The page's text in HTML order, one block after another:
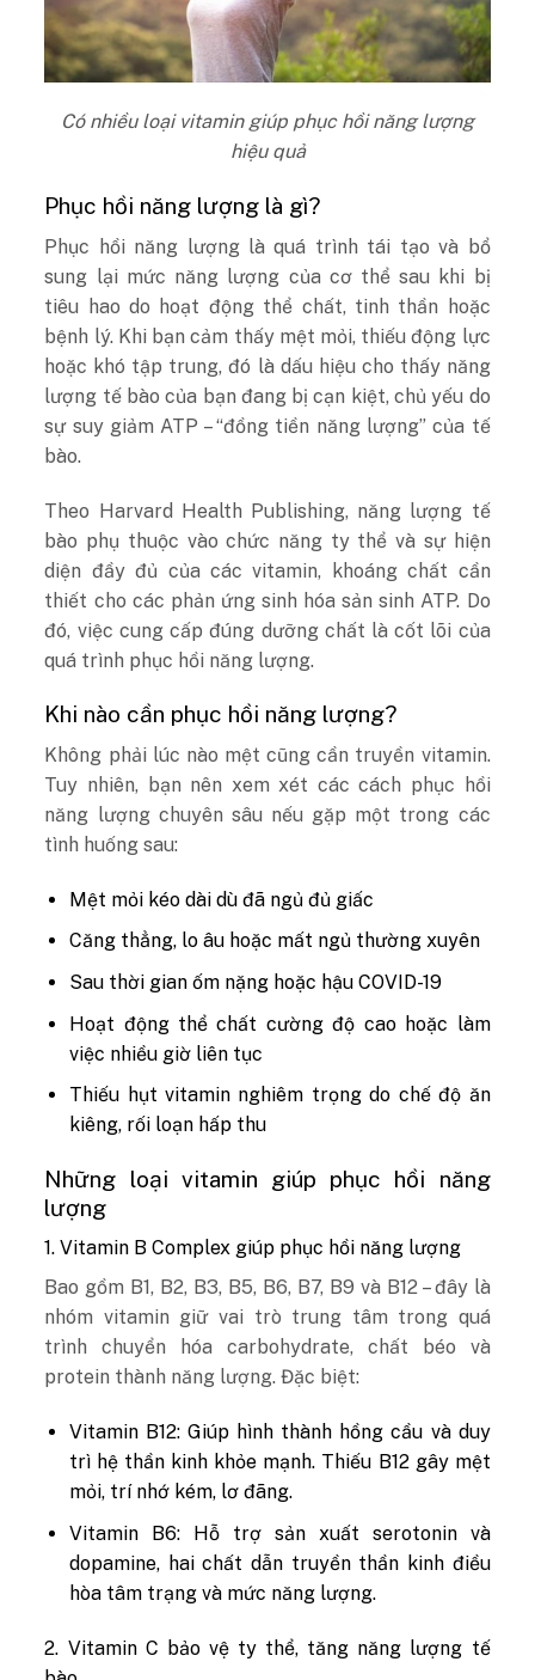
Có nhiều loại vitamin giúp phục hồi năng lượng
hiệu quả
Phục hồi năng lượng là gì?
Phục hồi năng lượng là quá trình tái tạo và bổ
sung lại mức năng lượng của cơ thể sau khi bị
tiêu hao do hoạt động thể chất, tinh thần hoặc
bệnh lý. Khi bạn cảm thấy mệt mỏi, thiếu động lực
hoặc khó tập trung, đó là dấu hiệu cho thấy năng
lượng tế bào của bạn đang bị cạn kiệt, chủ yếu do
sự suy giảm ATP – “đồng tiền năng lượng” của tế
bào.
Theo Harvard Health Publishing, năng lượng tế
bào phụ thuộc vào chức năng ty thể và sự hiện
diện đầy đủ của các vitamin, khoáng chất cần
thiết cho các phản ứng sinh hóa sản sinh ATP. Do
đó, việc cung cấp đúng dưỡng chất là cốt lõi của
quá trình phục hồi năng lượng.
Khi nào cần phục hồi năng lượng?
Không phải lúc nào mệt cũng cần truyền vitamin.
Tuy nhiên, bạn nên xem xét các cách phục hồi
năng lượng chuyên sâu nếu gặp một trong các
tình huống sau:
Mệt mỏi kéo dài dù đã ngủ đủ giấc
Căng thẳng, lo âu hoặc mất ngủ thường xuyên
Sau thời gian ốm nặng hoặc hậu COVID-19
Hoạt động thể chất cường độ cao hoặc làm
việc nhiều giờ liên tục
Thiếu hụt vitamin nghiêm trọng do chế độ ăn
kiêng, rối loạn hấp thu
Những loại vitamin giúp phục hồi năng
lượng
1. Vitamin B Complex giúp phục hồi năng lượng
Bao gồm B1, B2, B3, B5, B6, B7, B9 và B12 – đây là
nhóm vitamin giữ vai trò trung tâm trong quá
trình chuyển hóa carbohydrate, chất béo và
protein thành năng lượng. Đặc biệt:
Vitamin B12: Giúp hình thành hồng cầu và duy
trì hệ thần kinh khỏe mạnh. Thiếu B12 gây mệt
mỏi, trí nhớ kém, lơ đãng.
Vitamin B6: Hỗ trợ sản xuất serotonin và
dopamine, hai chất dẫn truyền thần kinh điều
hòa tâm trạng và mức năng lượng.
2. Vitamin C bảo vệ ty thể, tăng năng lượng tế